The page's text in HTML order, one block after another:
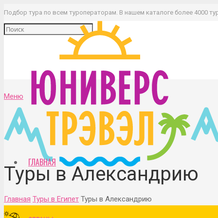
Подбор тура по всем туроператорам. В нашем каталоге более 4000
Меню
ГЛАВНАЯ
Туры в Александрию
Главная Туры в Египет Туры в Александрию